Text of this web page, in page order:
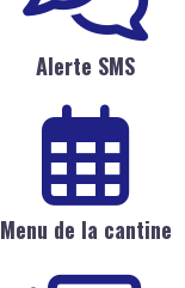
Alerte SMS
Menu de la cantine